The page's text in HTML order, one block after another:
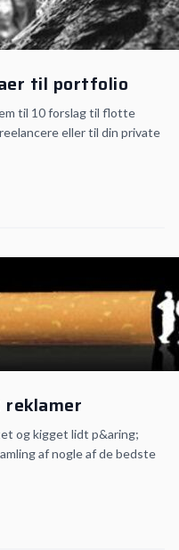
til portfolio
til 10 forslag til flotte
eller til din private
og kigget lidt p&aring;
af nogle af de bedste